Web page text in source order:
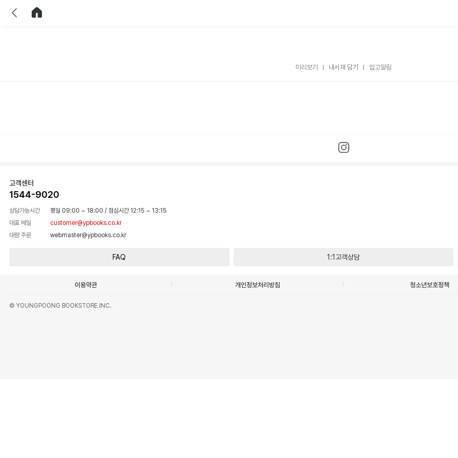
미리보기 내서재 담기 입고알림
고객센터
1544-9020
상담가능시간 평일 09:00 ~ 18:00 / 점심시간 12:15 ~ 13:15
대표 메일
customer@ypbooks.co.kr
대량 주문
webmaster@ypbooks.co.kr
FAQ 1:1고객상담
이용약관 개인정보처리방침 청소년보호정책
© YOUNGPOONG BOOKSTORE INC.